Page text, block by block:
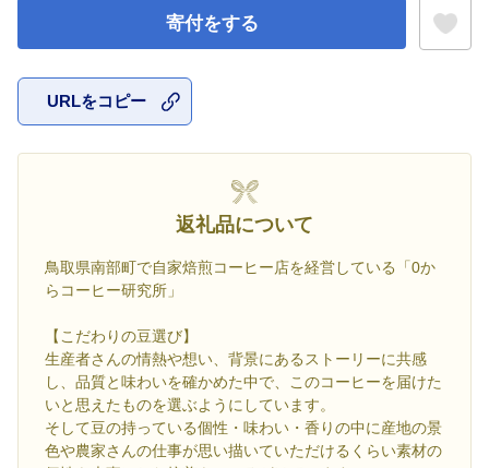
寄付をする
URLをコピー
返礼品について
鳥取県南部町で自家焙煎コーヒー店を経営している「0か
らコーヒー研究所」
【こだわりの豆選び】
生産者さんの情熱や想い、背景にあるストーリーに共感
し、品質と味わいを確かめた中で、このコーヒーを届けた
いと思えたものを選ぶようにしています。
そして豆の持っている個性・味わい・香りの中に産地の景
色や農家さんの仕事が思い描いていただけるくらい素材の